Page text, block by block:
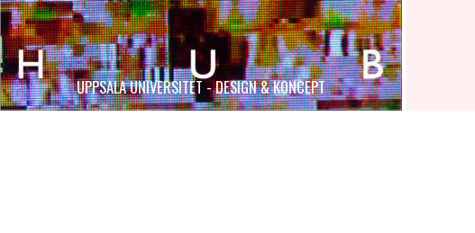
UPPSALA UNIVERSITET - DESIGN & KONCEPT